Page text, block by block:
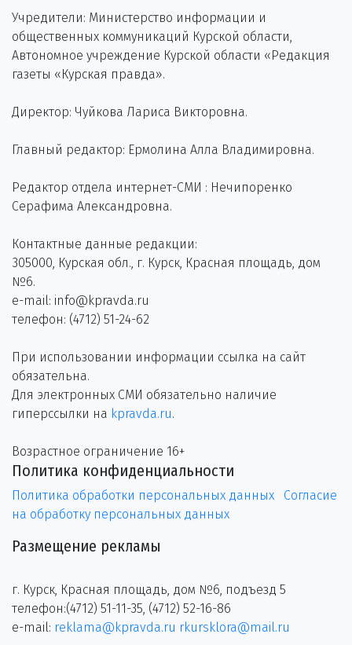
Учредители: Министерство информации и
общественных коммуникаций Курской области,
Автономное учреждение Курской области «Редакция
газеты «Курская правда».
Директор: Чуйкова Лариса Викторовна.
Главный редактор: Ермолина Алла Владимировна.
Редактор отдела интернет-СМИ : Нечипоренко
Серафима Александровна.
Контактные данные редакции:
305000, Курская обл., г. Курск, Красная площадь, дом
№6.
e-mail: info@kpravda.ru
телефон: (4712) 51-24-62
При использовании информации ссылка на сайт
обязательна.
Для электронных СМИ обязательно наличие
гиперссылки на kpravda.ru.
Возрастное ограничение 16+
Политика конфиденциальности
Политика обработки персональных данных
Согласие
на обработку персональных данных
Размещение рекламы
г. Курск, Красная площадь, дом №6, подъезд 5
телефон:(4712) 51-11-35, (4712) 52-16-86
e-mail: reklama@kpravda.ru rkursklora@mail.ru